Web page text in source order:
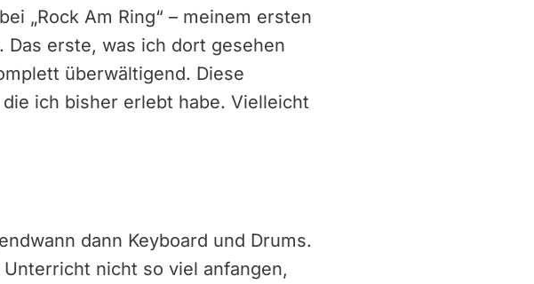
„Rock Am Ring“ – meinem ersten
erste, was ich dort gesehen
überwältigend. Diese
ich bisher erlebt habe. Vielleicht
dann Keyboard und Drums.
nicht so viel anfangen,